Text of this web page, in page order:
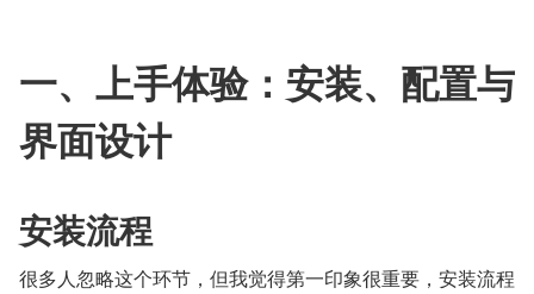
一、上手体验：安装、配置与
界面设计
安装流程
很多人忽略这个环节，但我觉得第一印象很重要，安装流程